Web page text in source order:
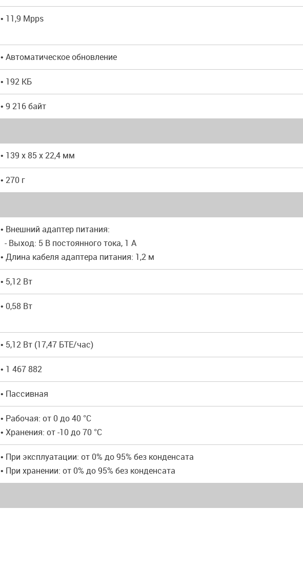
• 11,9 Mpps
• Автоматическое обновление
• 192 КБ
• 9 216 байт
• 139 x 85 x 22,4 мм
• 270 г
• Внешний адаптер питания:
- Выход: 5 В постоянного тока, 1 А
• Длина кабеля адаптера питания: 1,2 м
• 5,12 Вт
• 0,58 Вт
• 5,12 Вт (17,47 БТЕ/час)
• 1 467 882
• Пассивная
• Рабочая: от 0 до 40 °C
• Хранения: от -10 до 70 °C
• При эксплуатации: от 0% до 95% без конденсата
• При хранении: от 0% до 95% без конденсата